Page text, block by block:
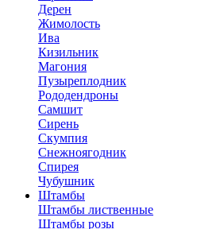
Дерен
Жимолость
Ива
Кизильник
Магония
Пузыреплодник
Рододендроны
Самшит
Сирень
Скумпия
Снежноягодник
Спирея
Чубушник
Штамбы
Штамбы лиственные
Штамбы розы